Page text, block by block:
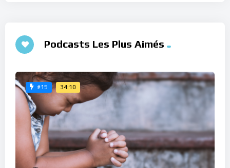
Podcasts Les Plus Aimés
#15 34:10